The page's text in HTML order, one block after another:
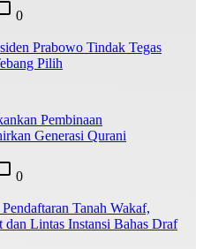
0
Prabowo Tindak Tegas
Pilih
Pembinaan
Generasi Qurani
0
Tanah Wakaf,
Lintas Instansi Bahas Draf